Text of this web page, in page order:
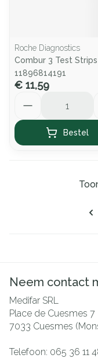
Roche Diagnostics
Combur 3 Test
11896814191
€ 11,59
Bestel
Neem contact
Medifar SRL
Place de Cuesmes 7
7033 Cuesmes
Telefoon: 065 36 11